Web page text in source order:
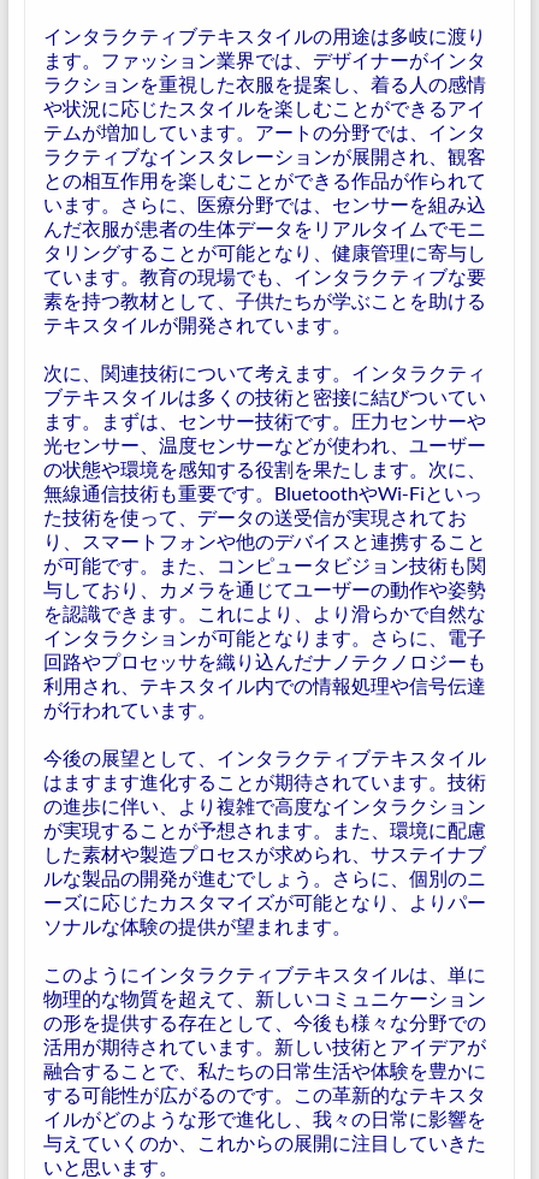
インタラクティブテキスタイルの用途は多岐に渡り
ます。ファッション業界では、デザイナーがインタ
ラクションを重視した衣服を提案し、着る人の感情
や状況に応じたスタイルを楽しむことができるアイ
テムが増加しています。アートの分野では、インタ
ラクティブなインスタレーションが展開され、観客
との相互作用を楽しむことができる作品が作られて
います。さらに、医療分野では、センサーを組み込
んだ衣服が患者の生体データをリアルタイムでモニ
タリングすることが可能となり、健康管理に寄与し
ています。教育の現場でも、インタラクティブな要
素を持つ教材として、子供たちが学ぶことを助ける
テキスタイルが開発されています。
次に、関連技術について考えます。インタラクティ
ブテキスタイルは多くの技術と密接に結びついてい
ます。まずは、センサー技術です。圧力センサーや
光センサー、温度センサーなどが使われ、ユーザー
の状態や環境を感知する役割を果たします。次に、
無線通信技術も重要です。BluetoothやWi-Fiといっ
た技術を使って、データの送受信が実現されてお
り、スマートフォンや他のデバイスと連携すること
が可能です。また、コンピュータビジョン技術も関
与しており、カメラを通じてユーザーの動作や姿勢
を認識できます。これにより、より滑らかで自然な
インタラクションが可能となります。さらに、電子
回路やプロセッサを織り込んだナノテクノロジーも
利用され、テキスタイル内での情報処理や信号伝達
が行われています。
今後の展望として、インタラクティブテキスタイル
はますます進化することが期待されています。技術
の進歩に伴い、より複雑で高度なインタラクション
が実現することが予想されます。また、環境に配慮
した素材や製造プロセスが求められ、サステイナブ
ルな製品の開発が進むでしょう。さらに、個別のニ
ーズに応じたカスタマイズが可能となり、よりパー
ソナルな体験の提供が望まれます。
このようにインタラクティブテキスタイルは、単に
物理的な物質を超えて、新しいコミュニケーション
の形を提供する存在として、今後も様々な分野での
活用が期待されています。新しい技術とアイデアが
融合することで、私たちの日常生活や体験を豊かに
する可能性が広がるのです。この革新的なテキスタ
イルがどのような形で進化し、我々の日常に影響を
与えていくのか、これからの展開に注目していきた
いと思います。